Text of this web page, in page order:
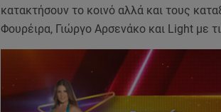
κατακτήσουν το κοινό αλλά και τους
Φουρέιρα, Γιώργο Αρσενάκο και Light με